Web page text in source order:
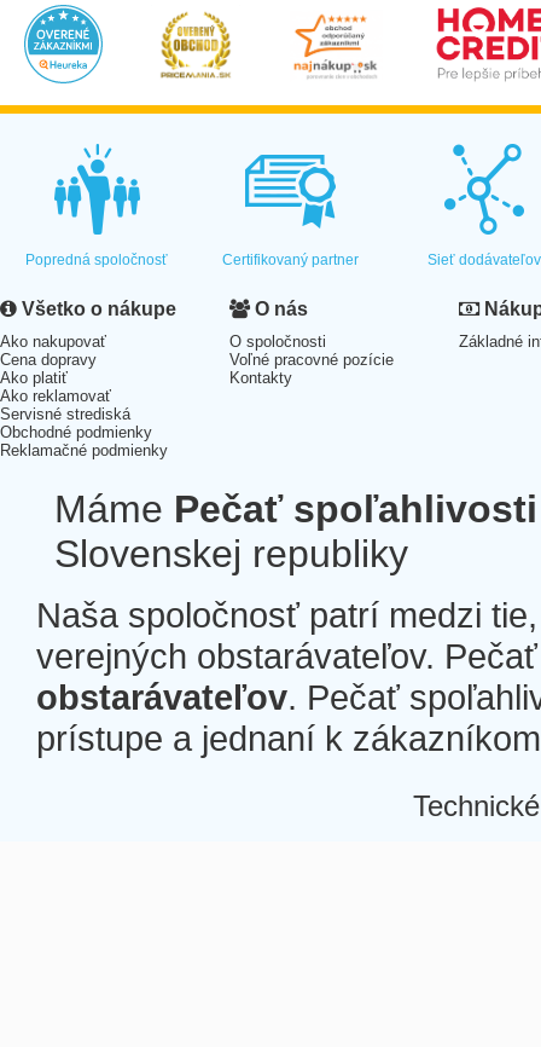
Popredná spoločnosť Certifikovaný partner Sieť dodávateľov
Všetko o nákupe
Ako nakupovať
Cena dopravy
Ako platiť
Ako reklamovať
Servisné strediská
Obchodné podmienky
Reklamačné podmienky
O nás
O spoločnosti
Voľné pracovné pozície
Kontakty
Základné
Máme Pečať spoľahlivosti
Slovenskej republiky
Naša spoločnosť patrí medzi
verejných obstarávateľov.
obstarávateľov. Pečať
prístupe a jednaní k